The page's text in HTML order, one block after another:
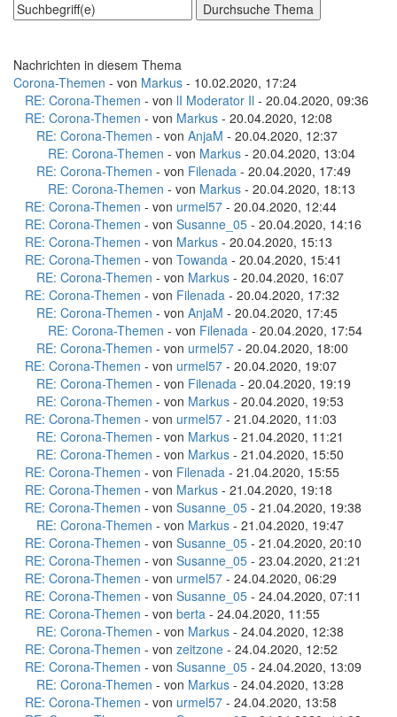
Nachrichten in diesem Thema
Corona-Themen - von Markus - 10.02.2020, 17:24
RE: Corona-Themen - von lI Moderator Il - 20.04.2020, 09:36
RE: Corona-Themen - von Markus - 20.04.2020, 12:08
RE: Corona-Themen - von AnjaM - 20.04.2020, 12:37
RE: Corona-Themen - von Markus - 20.04.2020, 13:04
RE: Corona-Themen - von Filenada - 20.04.2020, 17:49
RE: Corona-Themen - von Markus - 20.04.2020, 18:13
RE: Corona-Themen - von urmel57 - 20.04.2020, 12:44
RE: Corona-Themen - von Susanne_05 - 20.04.2020, 14:16
RE: Corona-Themen - von Markus - 20.04.2020, 15:13
RE: Corona-Themen - von Towanda - 20.04.2020, 15:41
RE: Corona-Themen - von Markus - 20.04.2020, 16:07
RE: Corona-Themen - von Filenada - 20.04.2020, 17:32
RE: Corona-Themen - von AnjaM - 20.04.2020, 17:45
RE: Corona-Themen - von Filenada - 20.04.2020, 17:54
RE: Corona-Themen - von urmel57 - 20.04.2020, 18:00
RE: Corona-Themen - von urmel57 - 20.04.2020, 19:07
RE: Corona-Themen - von Filenada - 20.04.2020, 19:19
RE: Corona-Themen - von Markus - 20.04.2020, 19:53
RE: Corona-Themen - von urmel57 - 21.04.2020, 11:03
RE: Corona-Themen - von Markus - 21.04.2020, 11:21
RE: Corona-Themen - von Markus - 21.04.2020, 15:50
RE: Corona-Themen - von Filenada - 21.04.2020, 15:55
RE: Corona-Themen - von Markus - 21.04.2020, 19:18
RE: Corona-Themen - von Susanne_05 - 21.04.2020, 19:38
RE: Corona-Themen - von Markus - 21.04.2020, 19:47
RE: Corona-Themen - von Susanne_05 - 21.04.2020, 20:10
RE: Corona-Themen - von Susanne_05 - 23.04.2020, 21:21
RE: Corona-Themen - von urmel57 - 24.04.2020, 06:29
RE: Corona-Themen - von Susanne_05 - 24.04.2020, 07:11
RE: Corona-Themen - von berta - 24.04.2020, 11:55
RE: Corona-Themen - von Markus - 24.04.2020, 12:38
RE: Corona-Themen - von zeitzone - 24.04.2020, 12:52
RE: Corona-Themen - von Susanne_05 - 24.04.2020, 13:09
RE: Corona-Themen - von Markus - 24.04.2020, 13:28
RE: Corona-Themen - von urmel57 - 24.04.2020, 13:58